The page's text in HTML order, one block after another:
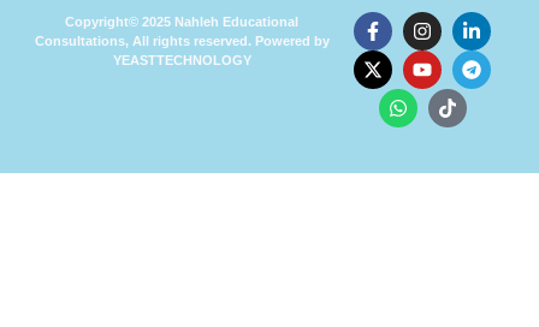
Copyright© 2025 Nahleh Educational
Consultations, All rights reserved. Powered by
YEASTTECHNOLOGY